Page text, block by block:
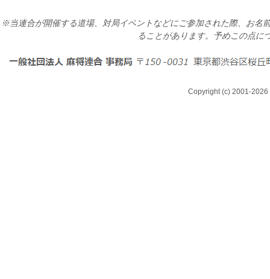
※当連合が開催する道場、対局イベントなどにご参加された際、お名
ることがあります。予めこの点に
Copyright (c) 2001-